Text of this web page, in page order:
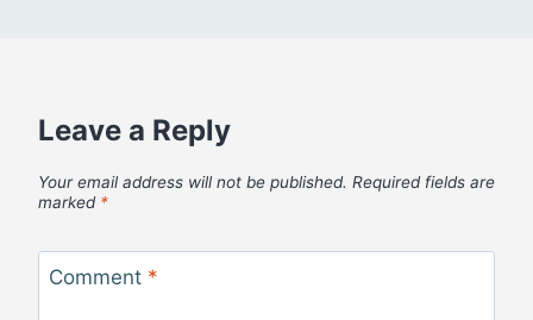
Leave a Reply
Your email address will not be published. Required fields are
marked *
Comment *